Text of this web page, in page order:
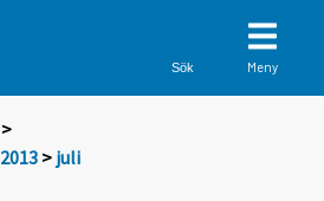
Sök Meny
>
2013 > juli